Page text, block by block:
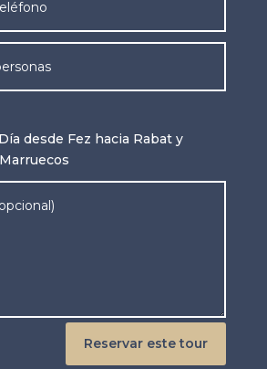
desde Fez hacia Rabat y
Reservar este tour